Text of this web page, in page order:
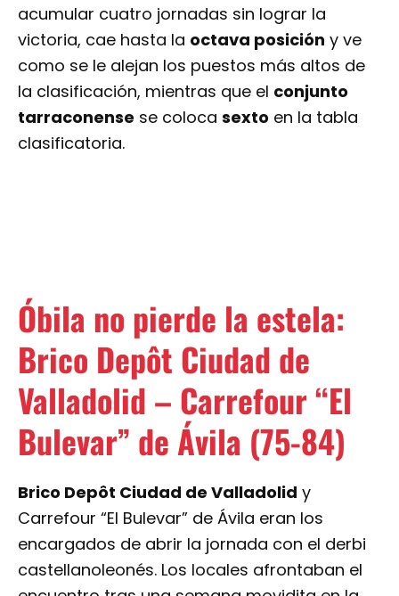
acumular cuatro jornadas sin lograr la
victoria, cae hasta la octava posición y ve
como se le alejan los puestos más altos de
la clasificación, mientras que el conjunto
tarraconense se coloca sexto en la tabla
clasificatoria.
Brico Depôt Ciudad de
Valladolid – Carrefour “El
Bulevar” de Ávila (75-84)
Brico Depôt Ciudad de Valladolid
y
Carrefour “El Bulevar” de Ávila eran los
castellanoleonés. Los locales afrontaban el
encuentro tras una semana movidita en la
que dieron labaja, por indisciplina, aShota
Gelazonia. Los de Iñaki Martín necesitaban